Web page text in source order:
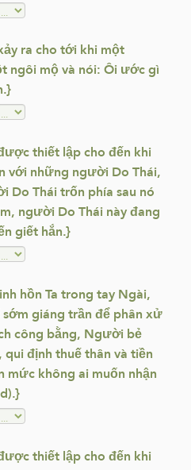
ra cho tới khi một
ngôi mộ và nói: Ôi ước gì
thiết lập cho đến khi
với những người Do Thái,
Do Thái trốn phía sau nó
người Do Thái này đang
giết hắn.}
hồn Ta trong tay Ngài,
giáng trần để phân xử
công bằng, Người bẻ
định thuế thân và tiền
không ai muốn nhận
thiết lập cho đến khi